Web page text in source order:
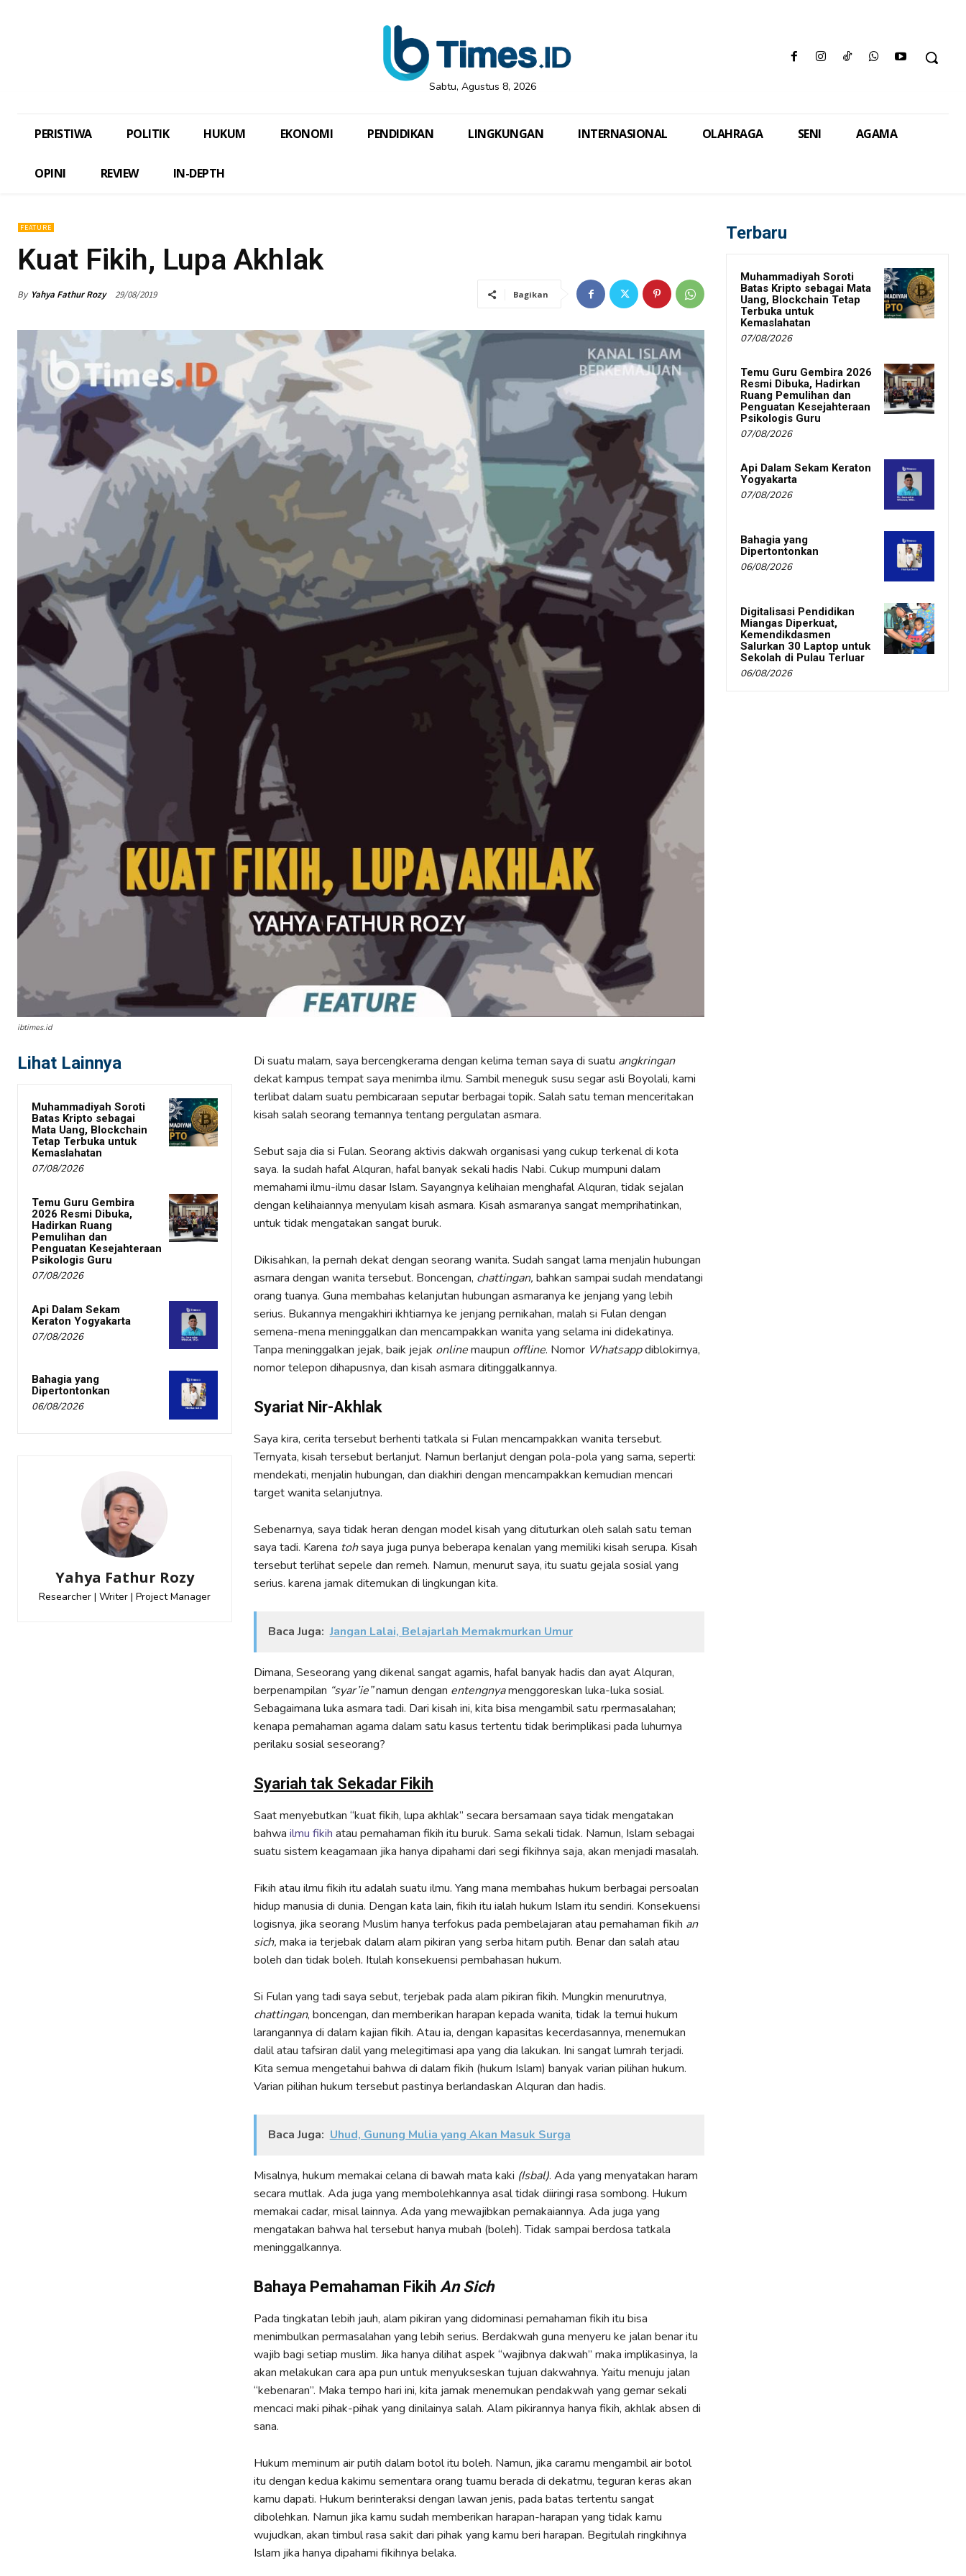
Sabtu, Agustus 8, 2026
PERISTIWA POLITIK HUKUM EKONOMI PENDIDIKAN LINGKUNGAN INTERNASIONAL OLAHRAGA SENI AGAMA
OPINI REVIEW IN-DEPTH
FEATURE
Kuat Fikih, Lupa Akhlak
By Yahya Fathur Rozy 29/08/2019 Bagikan
ibtimes.id
Lihat Lainnya
Muhammadiyah Soroti
Batas Kripto sebagai
Mata Uang, Blockchain
Tetap Terbuka untuk
Kemaslahatan
07/08/2026
Temu Guru Gembira
2026 Resmi Dibuka,
Hadirkan Ruang
Pemulihan dan
Penguatan Kesejahteraan
Psikologis Guru
07/08/2026
Api Dalam Sekam
Keraton Yogyakarta
07/08/2026
Bahagia yang
Dipertontonkan
06/08/2026
Yahya Fathur Rozy
Researcher | Writer | Project Manager
Di suatu malam, saya bercengkerama dengan kelima teman saya di suatu angkringan
dekat kampus tempat saya menimba ilmu. Sambil meneguk susu segar asli Boyolali, kami
terlibat dalam suatu pembicaraan seputar berbagai topik. Salah satu teman menceritakan
kisah salah seorang temannya tentang pergulatan asmara.
Sebut saja dia si Fulan. Seorang aktivis dakwah organisasi yang cukup terkenal di kota
saya. Ia sudah hafal Alquran, hafal banyak sekali hadis Nabi. Cukup mumpuni dalam
memahami ilmu-ilmu dasar Islam. Sayangnya kelihaian menghafal Alquran, tidak sejalan
dengan kelihaiannya menyulam kisah asmara. Kisah asmaranya sangat memprihatinkan,
untuk tidak mengatakan sangat buruk.
Dikisahkan, Ia pernah dekat dengan seorang wanita. Sudah sangat lama menjalin hubungan
asmara dengan wanita tersebut. Boncengan, chattingan, bahkan sampai sudah mendatangi
orang tuanya. Guna membahas kelanjutan hubungan asmaranya ke jenjang yang lebih
serius. Bukannya mengakhiri ikhtiarnya ke jenjang pernikahan, malah si Fulan dengan
semena-mena meninggalkan dan mencampakkan wanita yang selama ini didekatinya.
Tanpa meninggalkan jejak, baik jejak onlinemaupun offline. Nomor Whatsappdiblokirnya,
nomor telepon dihapusnya, dan kisah asmara ditinggalkannya.
Syariat Nir-Akhlak
Saya kira, cerita tersebut berhenti tatkala si Fulan mencampakkan wanita tersebut.
Ternyata, kisah tersebut berlanjut. Namun berlanjut dengan pola-pola yang sama, seperti:
mendekati, menjalin hubungan, dan diakhiri dengan mencampakkan kemudian mencari
target wanita selanjutnya.
Sebenarnya, saya tidak heran dengan model kisah yang dituturkan oleh salah satu teman
saya tadi. Karena tohsaya juga punya beberapa kenalan yang memiliki kisah serupa. Kisah
tersebut terlihat sepele dan remeh. Namun, menurut saya, itu suatu gejala sosial yang
serius. karena jamak ditemukan di lingkungan kita.
Baca Juga: Jangan Lalai, Belajarlah Memakmurkan Umur
Dimana, Seseorang yang dikenal sangat agamis, hafal banyak hadis dan ayat Alquran,
berpenampilan “syar’ie”namun dengan entengnyamenggoreskan luka-luka sosial.
Sebagaimana luka asmara tadi. Dari kisah ini, kita bisa mengambil satu rpermasalahan;
kenapa pemahaman agama dalam satu kasus tertentu tidak berimplikasi pada luhurnya
perilaku sosial seseorang?
Syariah tak Sekadar Fikih
Saat menyebutkan “kuat fikih, lupa akhlak” secara bersamaan saya tidak mengatakan
bahwa ilmu fikih atau pemahaman fikih itu buruk. Sama sekali tidak. Namun, Islam sebagai
suatu sistem keagamaan jika hanya dipahami dari segi fikihnya saja, akan menjadi masalah.
Fikih atau ilmu fikih itu adalah suatu ilmu. Yang mana membahas hukum berbagai persoalan
hidup manusia di dunia. Dengan kata lain, fikih itu ialah hukum Islam itu sendiri. Konsekuensi
logisnya, jika seorang Muslim hanya terfokus pada pembelajaran atau pemahaman fikih an
sich, maka ia terjebak dalam alam pikiran yang serba hitam putih. Benar dan salah atau
boleh dan tidak boleh. Itulah konsekuensi pembahasan hukum.
Si Fulan yang tadi saya sebut, terjebak pada alam pikiran fikih. Mungkin menurutnya,
chattingan, boncengan, dan memberikan harapan kepada wanita, tidak Ia temui hukum
larangannya di dalam kajian fikih. Atau ia, dengan kapasitas kecerdasannya, menemukan
dalil atau tafsiran dalil yang melegitimasi apa yang dia lakukan. Ini sangat lumrah terjadi.
Kita semua mengetahui bahwa di dalam fikih (hukum Islam) banyak varian pilihan hukum.
Varian pilihan hukum tersebut pastinya berlandaskan Alquran dan hadis.
Baca Juga: Uhud, Gunung Mulia yang Akan Masuk Surga
Misalnya, hukum memakai celana di bawah mata kaki (Isbal). Ada yang menyatakan haram
secara mutlak. Ada juga yang membolehkannya asal tidak diiringi rasa sombong. Hukum
memakai cadar, misal lainnya. Ada yang mewajibkan pemakaiannya. Ada juga yang
mengatakan bahwa hal tersebut hanya mubah (boleh). Tidak sampai berdosa tatkala
meninggalkannya.
Bahaya Pemahaman Fikih An Sich
Pada tingkatan lebih jauh, alam pikiran yang didominasi pemahaman fikih itu bisa
menimbulkan permasalahan yang lebih serius. Berdakwah guna menyeru ke jalan benar itu
wajib bagi setiap muslim. Jika hanya dilihat aspek “wajibnya dakwah” maka implikasinya, Ia
akan melakukan cara apa pun untuk menyukseskan tujuan dakwahnya. Yaitu menuju jalan
“kebenaran”. Maka tempo hari ini, kita jamak menemukan pendakwah yang gemar sekali
mencaci maki pihak-pihak yang dinilainya salah. Alam pikirannya hanya fikih, akhlak absen di
sana.
Hukum meminum air putih dalam botol itu boleh. Namun, jika caramu mengambil air botol
itu dengan kedua kakimu sementara orang tuamu berada di dekatmu, teguran keras akan
kamu dapati. Hukum berinteraksi dengan lawan jenis, pada batas tertentu sangat
dibolehkan. Namun jika kamu sudah memberikan harapan-harapan yang tidak kamu
wujudkan, akan timbul rasa sakit dari pihak yang kamu beri harapan. Begitulah ringkihnya
Islam jika hanya dipahami fikihnya belaka.
Terbaru
Muhammadiyah Soroti
Batas Kripto sebagai Mata
Uang, Blockchain Tetap
Terbuka untuk
Kemaslahatan
07/08/2026
Temu Guru Gembira 2026
Resmi Dibuka, Hadirkan
Ruang Pemulihan dan
Penguatan Kesejahteraan
Psikologis Guru
07/08/2026
Api Dalam Sekam Keraton
Yogyakarta
07/08/2026
Bahagia yang
Dipertontonkan
06/08/2026
Digitalisasi Pendidikan
Miangas Diperkuat,
Kemendikdasmen
Salurkan 30 Laptop untuk
Sekolah di Pulau Terluar
06/08/2026